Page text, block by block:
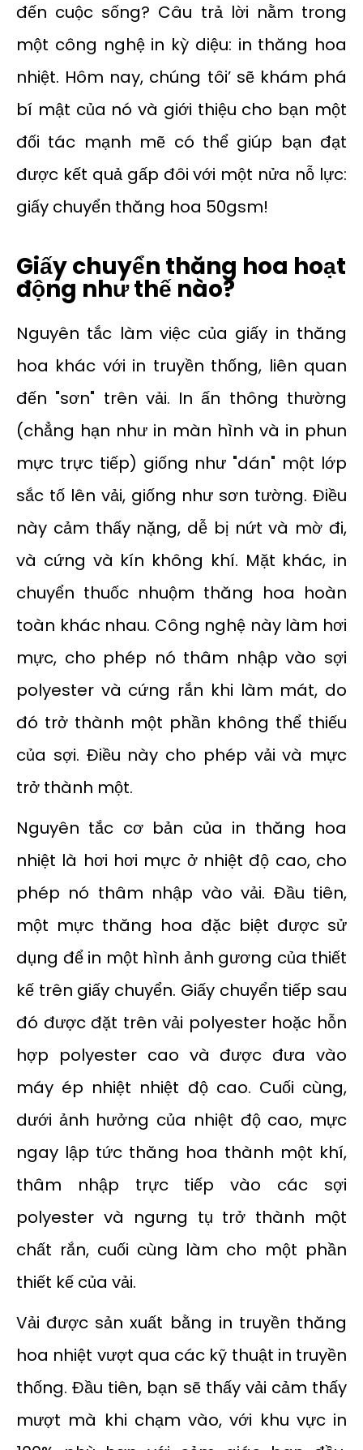
đến cuộc sống? Câu trả lời nằm trong
một công nghệ in kỳ diệu: in thăng hoa
nhiệt. Hôm nay, chúng tôi’ sẽ khám phá
bí mật của nó và giới thiệu cho bạn một
đối tác mạnh mẽ có thể giúp bạn đạt
được kết quả gấp đôi với một nửa nỗ lực:
giấy chuyển thăng hoa 50gsm!
Giấy chuyển thăng hoa hoạt
động như thế nào?
Nguyên tắc làm việc của giấy in thăng
hoa khác với in truyền thống, liên quan
đến "sơn" trên vải. In ấn thông thường
(chẳng hạn như in màn hình và in phun
mực trực tiếp) giống như "dán" một lớp
sắc tố lên vải, giống như sơn tường. Điều
này cảm thấy nặng, dễ bị nứt và mờ đi,
và cứng và kín không khí. Mặt khác, in
chuyển thuốc nhuộm thăng hoa hoàn
toàn khác nhau. Công nghệ này làm hơi
mực, cho phép nó thâm nhập vào sợi
polyester và cứng rắn khi làm mát, do
đó trở thành một phần không thể thiếu
của sợi. Điều này cho phép vải và mực
trở thành một.
Nguyên tắc cơ bản của in thăng hoa
nhiệt là hơi hơi mực ở nhiệt độ cao, cho
phép nó thâm nhập vào vải. Đầu tiên,
một mực thăng hoa đặc biệt được sử
dụng để in một hình ảnh gương của thiết
kế trên giấy chuyển. Giấy chuyển tiếp sau
đó được đặt trên vải polyester hoặc hỗn
hợp polyester cao và được đưa vào
máy ép nhiệt nhiệt độ cao. Cuối cùng,
dưới ảnh hưởng của nhiệt độ cao, mực
ngay lập tức thăng hoa thành một khí,
thâm nhập trực tiếp vào các sợi
polyester và ngưng tụ trở thành một
chất rắn, cuối cùng làm cho một phần
thiết kế của vải.
Vải được sản xuất bằng in truyền thăng
hoa nhiệt vượt qua các kỹ thuật in truyền
thống. Đầu tiên, bạn sẽ thấy vải cảm thấy
mượt mà khi chạm vào, với khu vực in